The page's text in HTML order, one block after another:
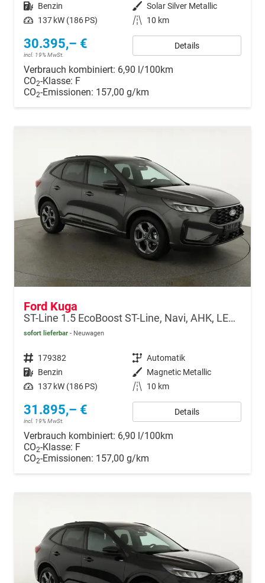
Kraftstoff Benzin Außenfarbe Solar Silver Metallic
Leistung 137 kW (186 PS) Kilometerstand 10 km
30.395,– €
incl. 19% MwSt.
Details
Verbrauch kombiniert: 6,90 l/100km
CO2-Klasse: F
CO2-Emissionen: 157,00 g/km
Ford Kuga
ST-Line 1.5 EcoBoost ST-Line, Navi, AHK, LED, Kamera, Winter, FS beheizbar, 5 J.-Garantie
sofort lieferbar Neuwagen
Fahrzeugnr. 179382 Getriebe Automatik
Kraftstoff Benzin Außenfarbe Magnetic Metallic
Leistung 137 kW (186 PS) Kilometerstand 10 km
31.895,– €
incl. 19% MwSt.
Details
Verbrauch kombiniert: 6,90 l/100km
CO2-Klasse: F
CO2-Emissionen: 157,00 g/km